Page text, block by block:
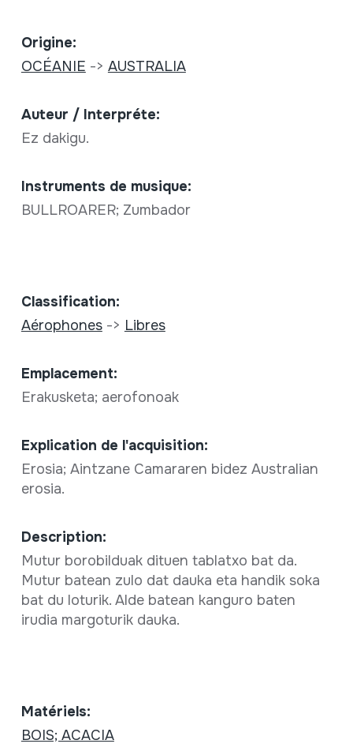
Origine:
OCÉANIE -> AUSTRALIA
Auteur / Interpréte:
Ez dakigu.
Instruments de musique:
BULLROARER; Zumbador
Classification:
Aérophones-> Libres
Emplacement:
Erakusketa; aerofonoak
Explication de l'acquisition:
Erosia; Aintzane Camararen bidez Australian
erosia.
Description:
Mutur borobilduak dituen tablatxo bat da.
Mutur batean zulo dat dauka eta handik soka
bat du loturik. Alde batean kanguro baten
irudia margoturik dauka.
Matériels:
BOIS; ACACIA